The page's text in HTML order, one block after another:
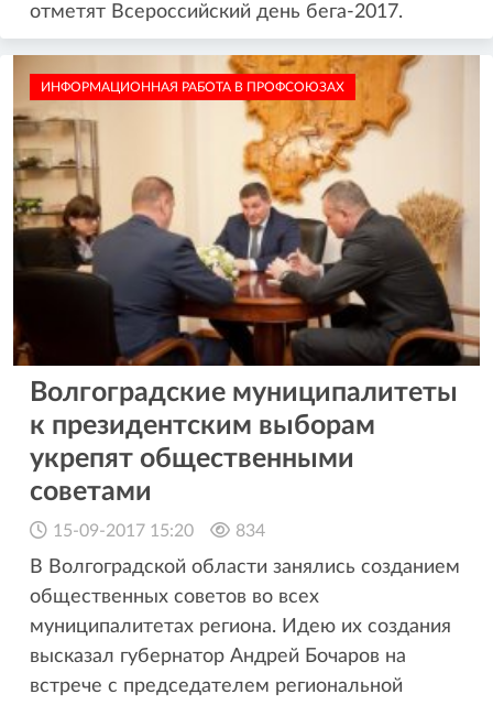
отметят Всероссийский день бега-2017.
ИНФОРМАЦИОННАЯ РАБОТА В ПРОФСОЮЗАХ
Волгоградские муниципалитеты
к президентским выборам
укрепят общественными
советами
15-09-2017 15:20 834
В Волгоградской области занялись созданием
общественных советов во всех
муниципалитетах региона. Идею их создания
высказал губернатор Андрей Бочаров на
встрече с председателем региональной